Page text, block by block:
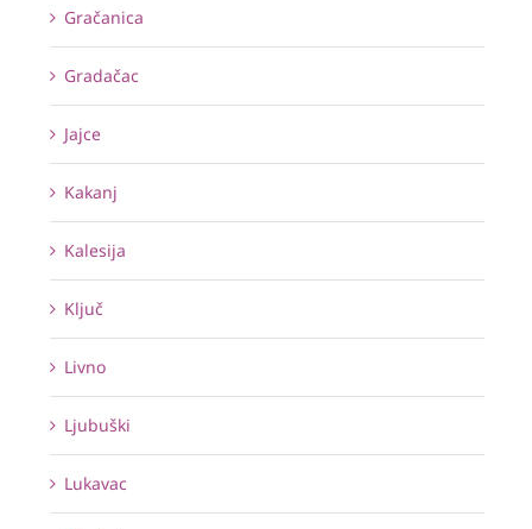
Gračanica
Gradačac
Jajce
Kakanj
Kalesija
Ključ
Livno
Ljubuški
Lukavac